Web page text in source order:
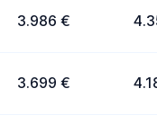
3.986 €
3.699 €